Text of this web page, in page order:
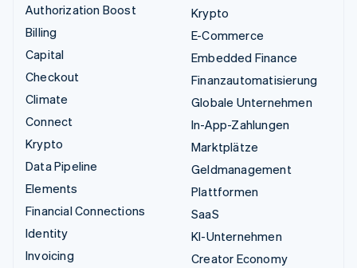
Authorization Boost
Billing
Capital
Checkout
Climate
Connect
Krypto
Data Pipeline
Elements
Financial Connections
Identity
Invoicing
Krypto
E-Commerce
Embedded Finance
Finanzautomatisierung
Globale Unternehmen
In-App-Zahlungen
Marktplätze
Geldmanagement
Plattformen
SaaS
KI-Unternehmen
Creator Economy